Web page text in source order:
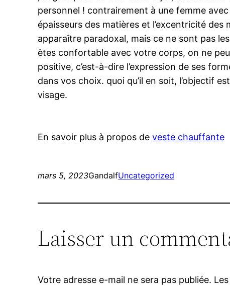
personnel ! contrairement à une femme
épaisseurs des matières et l’excentricité
apparaître paradoxal, mais ce ne sont pas
êtes confortable avec votre corps, on ne
positive, c’est-à-dire l’expression de ses
dans vos choix. quoi qu’il en soit, l’objectif
visage.
En savoir plus à propos deveste chauffante
mars 5, 2023GandalfUncategorized
Laisser un
Votre adresse e-mail ne sera pas publiée.